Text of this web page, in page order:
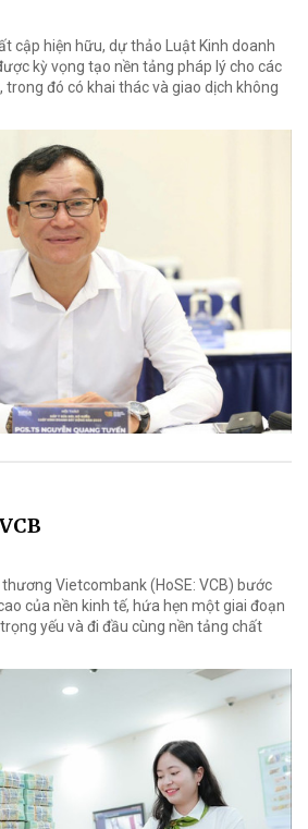
cập hiện hữu, dự thảo Luật Kinh doanh
kỳ vọng tạo nền tảng pháp lý cho các
đó có khai thác và giao dịch không
Vietcombank (HoSE: VCB) bước
của nền kinh tế, hứa hẹn một giai đoạn
yếu và đi đầu cùng nền tảng chất